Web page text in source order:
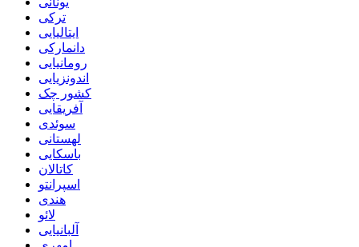
ترکی
ایتالیایی
دانمارکی
رومانیایی
اندونزیایی
کشور چک
آفریقایی
سوئدی
لهستانی
باسکایی
کاتالان
اسپرانتو
هندی
لائو
آلبانیایی